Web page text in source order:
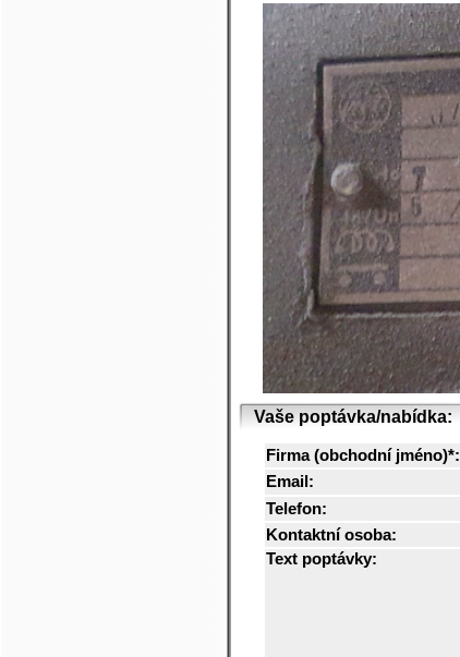
Vaše poptávka/nabídka:
Firma (obchodní jméno)*:
Email:
Telefon:
Kontaktní osoba:
Text poptávky: